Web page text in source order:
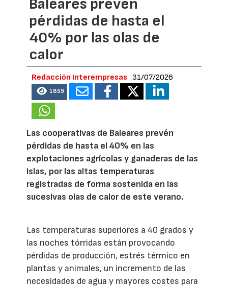
Baleares prevén
pérdidas de hasta el
40% por las olas de
calor
Redacción Interempresas 31/07/2026
1859
Las cooperativas de Baleares prevén
pérdidas de hasta el 40% en las
explotaciones agrícolas y ganaderas de las
islas, por las altas temperaturas
registradas de forma sostenida en las
sucesivas olas de calor de este verano.
Las temperaturas superiores a 40 grados y
las noches tórridas están provocando
pérdidas de producción, estrés térmico en
plantas y animales, un incremento de las
necesidades de agua y mayores costes para